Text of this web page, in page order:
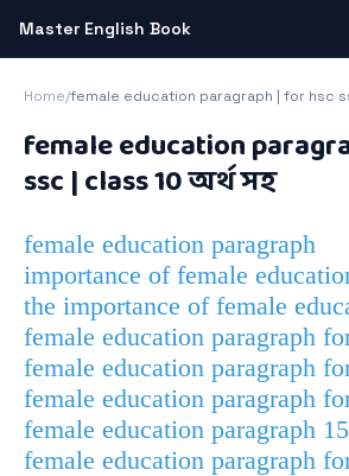
Master English Book
Home/female education paragraph | for hsc
female education
ssc | class 10 অর্থ সহ
female education paragraph
importance of female
the importance of female
female education paragraph
female education paragraph
female education paragraph
female education paragraph
female education paragraph